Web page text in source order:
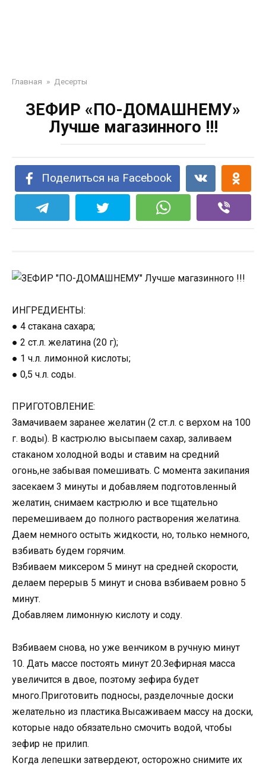
Главная » Десерты
ЗЕФИР «ПО-ДОМАШНЕМУ»
Лучше магазинного !!!
Поделиться на Facebook
ИНГРЕДИЕНТЫ:
● 4 стакана сахара;
● 2 ст.л. желатина (20 г);
● 1 ч.л. лимонной кислоты;
● 0,5 ч.л. соды.
ПРИГОТОВЛЕНИЕ:
Замачиваем заранее желатин (2 ст.л. с верхом на 100
г. воды). В кастрюлю высыпаем сахар, заливаем
стаканом холодной воды и ставим на средний
огонь,не забывая помешивать. С момента закипания
засекаем 3 минуты и добавляем подготовленный
желатин, снимаем кастрюлю и все тщательно
перемешиваем до полного растворения желатина.
Даем немного остыть жидкости, но, только немного,
взбивать будем горячим.
Взбиваем миксером 5 минут на средней скорости,
делаем перерыв 5 минут и снова взбиваем ровно 5
минут.
Добавляем лимонную кислоту и соду.
Взбиваем снова, но уже венчиком в ручную минут
10. Дать массе постоять минут 20.Зефирная масса
увеличится в двое, поэтому зефира будет
много.Приготовить подносы, разделочные доски
желательно из пластика.Высаживаем массу на доски,
которые надо обязательно смочить водой, чтобы
зефир не прилип.
Когда лепешки затвердеют, осторожно снимите их